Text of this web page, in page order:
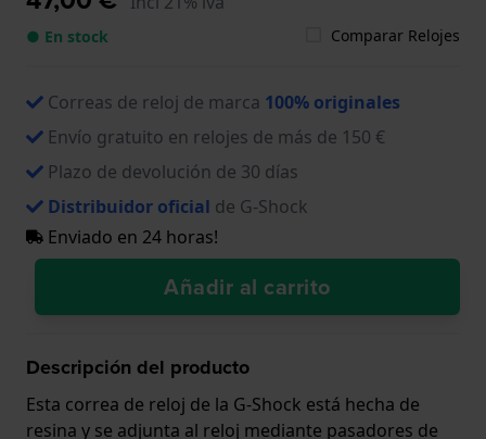
● En stock Comparar Relojes
Correas de reloj de marca 100% originales
Envío gratuito en relojes de más de 150 €
Plazo de devolución de 30 días
Distribuidor oficial de G-Shock
Enviado en 24 horas!
Añadir al carrito
Descripción del producto
Esta correa de reloj de la G-Shock está hecha de
resina y se adjunta al reloj mediante pasadores de